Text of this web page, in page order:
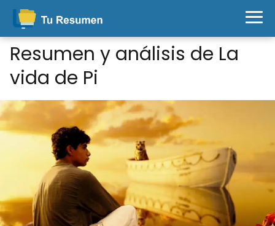
Resumen y análisis de La
vida de Pi